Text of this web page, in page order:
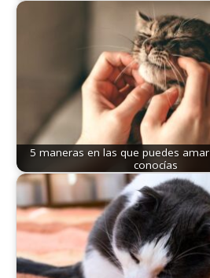
5 maneras en las que puedes
conocías